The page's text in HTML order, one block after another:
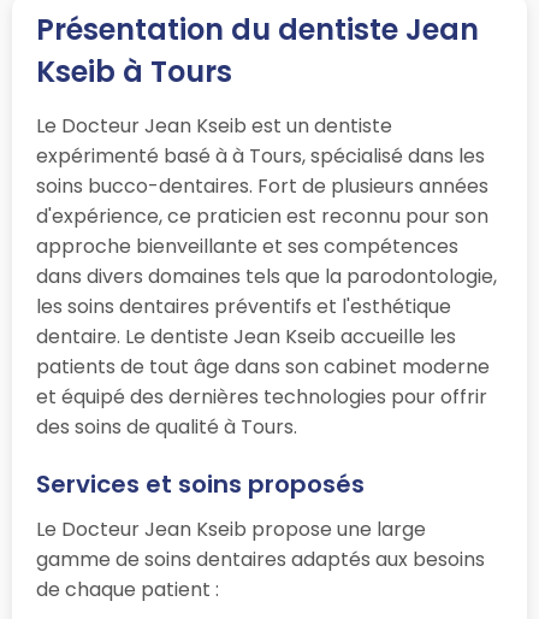
Présentation du dentiste Jean
Kseib à Tours
Le Docteur Jean Kseib est un dentiste
expérimenté basé à à Tours, spécialisé dans les
soins bucco-dentaires. Fort de plusieurs années
d'expérience, ce praticien est reconnu pour son
approche bienveillante et ses compétences
dans divers domaines tels que la parodontologie,
les soins dentaires préventifs et l'esthétique
dentaire. Le dentiste Jean Kseib accueille les
patients de tout âge dans son cabinet moderne
et équipé des dernières technologies pour offrir
des soins de qualité à Tours.
Services et soins proposés
Le Docteur Jean Kseib propose une large
gamme de soins dentaires adaptés aux besoins
de chaque patient :